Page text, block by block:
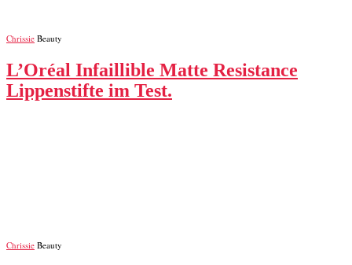
Chrissie Beauty
L’Oréal Infaillible Matte Resistance
Lippenstifte im Test.
Chrissie Beauty